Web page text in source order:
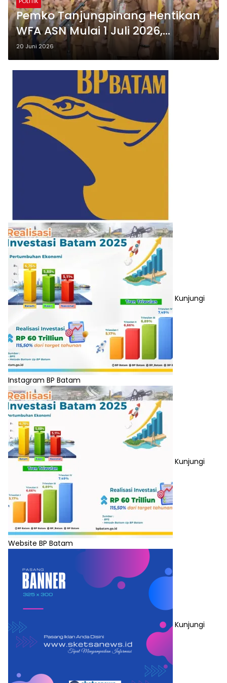
Pemko Tanjungpinang Hentikan
WFA ASN Mulai 1 Juli 2026,
Evaluasi Dinilai Belum Maksimal
20 Juni 2026
Kunjungi
Instagram BP Batam
Kunjungi
Website BP Batam
Kunjungi